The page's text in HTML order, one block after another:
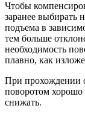
Чтобы
заранее выбирать
подъема в
тем больше
необходимость
плавно, как
При прохождении
поворотом хорошо
снижать.